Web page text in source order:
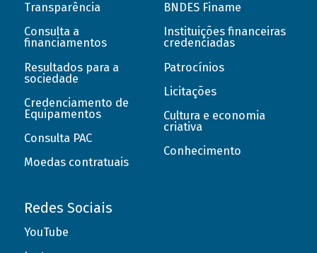
Transparência
Consulta a
financiamentos
Resultados para a
sociedade
Credenciamento de
Equipamentos
Consulta PAC
Moedas contratuais
BNDES Finame
Instituições financeiras
credenciadas
Patrocínios
Licitações
Cultura e economia
criativa
Conhecimento
Redes Sociais
YouTube